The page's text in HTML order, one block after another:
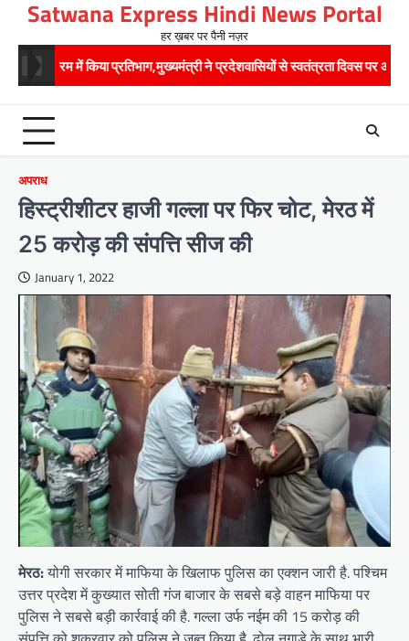
content
Satwana Express Hindi News Portal
हर ख़बर पर पैनी नज़र
प्रतिभाग,मुख्यमंत्री ने प्रदेशवासियों से स्वतंत्रता दिवस पर अपने घरों में तिरंगा फहराने
अपराध
हिस्ट्रीशीटर हाजी गल्ला पर फिर चोट, मेरठ में
25 करोड़ की संपत्ति सीज की
January 1, 2022
मेरठ:योगी सरकार में माफिया के खिलाफ पुलिस का एक्शन जारी है. पश्चिम
उत्तर प्रदेश में कुख्यात सोती गंज बाजार के सबसे बड़े वाहन माफिया पर
पुलिस ने सबसे बड़ी कार्रवाई की है. गल्ला उर्फ नईम की 15 करोड़ की